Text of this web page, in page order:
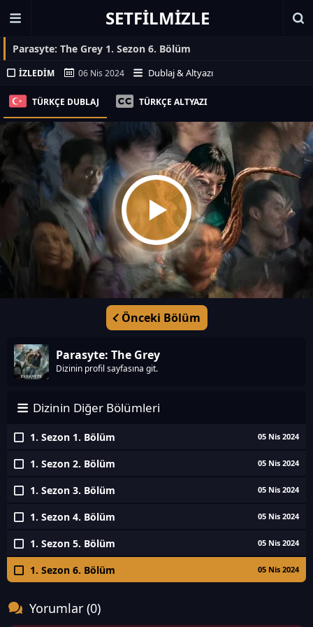
SETFILMIZLE
Parasyte: The Grey 1. Sezon 6. Bölüm
İZLEDIM 06 Nis 2024 Dublaj & Altyazı
TÜRKÇE DUBLAJ TÜRKÇE ALTYAZI
Önceki Bölüm
Parasyte: The Grey
Dizinin profil sayfasına git.
Dizinin Diğer Bölümleri
1. Sezon 1. Bölüm 05 Nis 2024
1. Sezon 2. Bölüm 05 Nis 2024
1. Sezon 3. Bölüm 05 Nis 2024
1. Sezon 4. Bölüm 05 Nis 2024
1. Sezon 5. Bölüm 05 Nis 2024
1. Sezon 6. Bölüm 05 Nis 2024
Yorumlar (0)